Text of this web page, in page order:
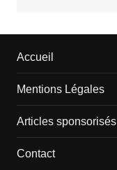
Accueil
Mentions Légales
Articles sponsorisés
Contact